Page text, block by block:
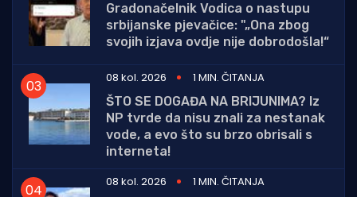
Gradonačelnik Vodica o nastupu
srbijanske pjevačice: "„Ona zbog
svojih izjava ovdje nije dobrodošla!“
08 kol. 2026
1 MIN. ČITANJA
ŠTO SE DOGAĐA NA BRIJUNIMA? Iz
NP tvrde da nisu znali za nestanak
vode, a evo što su brzo obrisali s
interneta!
08 kol. 2026
1 MIN. ČITANJA